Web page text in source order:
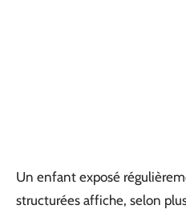
Un enfant exposé
structurées affiche, selon